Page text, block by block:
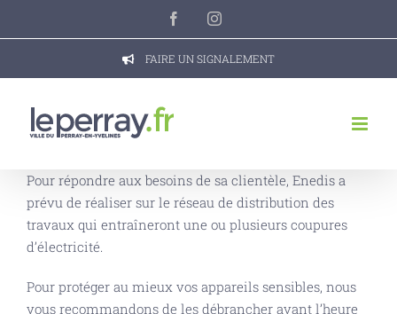
FacebookInstagram
FAIRE UN SIGNALEMENT
Pour répondre aux besoins de sa clientèle, Enedis a
prévu de réaliser sur le réseau de distribution des
travaux qui entraîneront une ou plusieurs coupures
d’électricité.
Pour protéger au mieux vos appareils sensibles, nous
vous recommandons de les débrancher avant l’heure